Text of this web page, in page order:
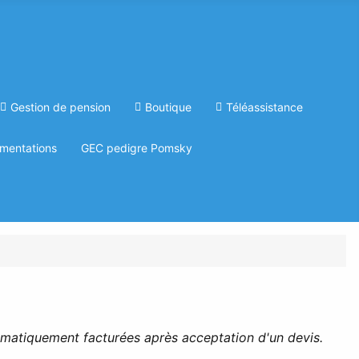
Gestion de pension Boutique Téléassistance
GEC pedigre Pomsky
facturées après acceptation d'un devis.